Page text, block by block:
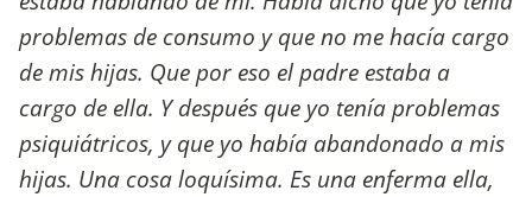
problemas de consumo y que no me hacía cargo
de mis hijas. Que por eso el padre estaba a
cargo de ella. Y después que yo tenía problemas
psiquiátricos, y que yo había abandonado a mis
hijas. Una cosa loquísima. Es una enferma ella,